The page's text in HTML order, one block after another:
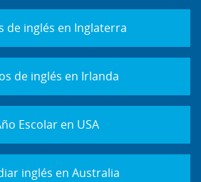
de inglés en Inglaterra
de inglés en Irlanda
Escolar en USA
inglés en Australia